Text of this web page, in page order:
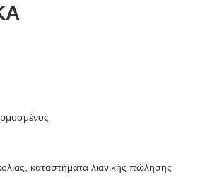
καταστήματα λιανικής πώλησης